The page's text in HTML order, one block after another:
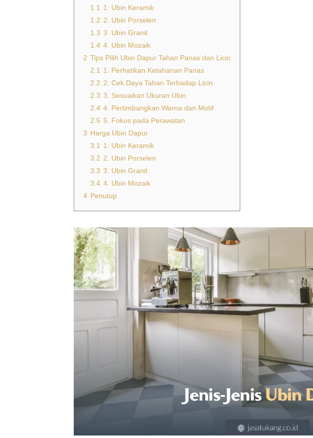
1.1 1. Ubin Keramik
1.2 2. Ubin Porselen
1.3 3. Ubin Granit
1.4 4. Ubin Mozaik
2 Tips Pilih Ubin Dapur Tahan Panas dan Licin
2.1 1. Perhatikan Ketahanan Panas
2.2 2. Cek Daya Tahan Terhadap Licin
2.3 3. Sesuaikan Ukuran Ubin
2.4 4. Pertimbangkan Warna dan Motif
2.5 5. Fokus pada Perawatan
3 Harga Ubin Dapur
3.1 1. Ubin Keramik
3.2 2. Ubin Porselen
3.3 3. Ubin Granit
3.4 4. Ubin Mozaik
4 Penutup